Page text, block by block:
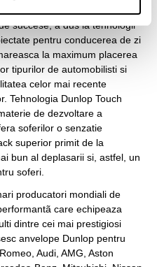
masini sport si motociclete
succese, a dus la tehnologii
pentru conducerea de zi
la maximum placerea
tipurilor de automobilisti si
celor mai recente
Tehnologia Dunlop Touch
de dezvoltare a
soferilor o senzatie
superior primit de la
bun al deplasarii si, astfel, un
soferi.
producatori mondiali de
care echipeaza
dintre cei mai prestigiosi
anvelope Dunlop pentru
Audi, AMG, Aston